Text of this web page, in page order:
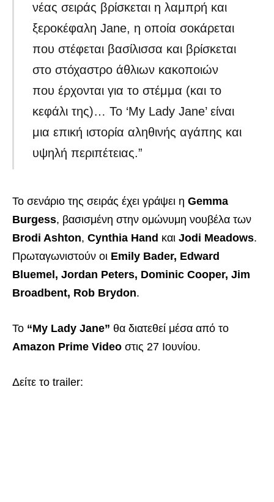
νέας σειράς βρίσκεται η λαμπρή και
ξεροκέφαλη Jane, η οποία σοκάρεται
που στέφεται βασίλισσα και βρίσκεται
στο στόχαστρο άθλιων κακοποιών
που έρχονται για το στέμμα (και το
κεφάλι της)… Το ‘My Lady Jane’ είναι
μια επική ιστορία αληθινής αγάπης και
υψηλή περιπέτειας.”
Το σενάριο της σειράς έχει γράψει η Gemma
Burgess, βασισμένη στην ομώνυμη νουβέλα των
Brodi Ashton, Cynthia Hand και Jodi Meadows.
Πρωταγωνιστούν οι Emily Bader, Edward
Bluemel, Jordan Peters, Dominic Cooper, Jim
Broadbent, Rob Brydon.
Το “My Lady Jane” θα διατεθεί μέσα από το
Amazon Prime Video στις 27 Ιουνίου.
Δείτε το trailer: